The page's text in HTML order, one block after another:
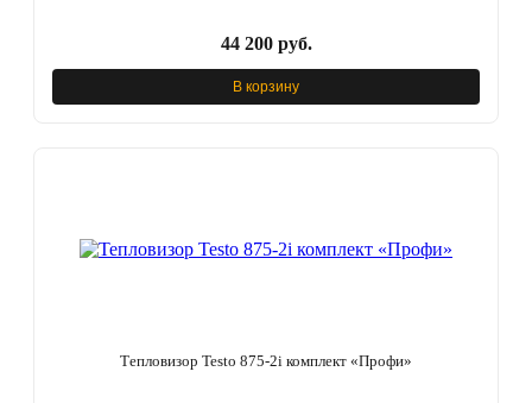
44 200 руб.
В корзину
Тепловизор Testo 875-2i комплект «Профи»